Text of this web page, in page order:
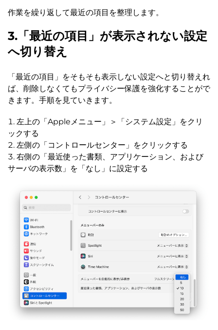
作業を繰り返して最近の項目を整理します。
3.「最近の項目」が表示されない設定
へ切り替え
「最近の項目」をそもそも表示しない設定へと切り替えれ
ば、削除しなくてもプライバシー保護を強化することがで
きます。手順を見ていきます。
左上の「Appleメニュー」＞「システム設定」をクリ
ックする
左側の「コントロールセンター」をクリックする
右側の「最近使った書類、アプリケーション、および
サーバの表示数」を「なし」に設定する